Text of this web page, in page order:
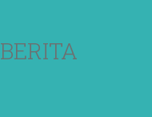
BERITA